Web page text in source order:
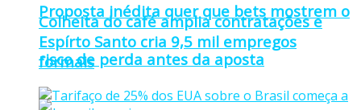
Proposta inédita quer que bets mostrem o
risco de perda antes da aposta
Colheita do café amplia contratações e
Espírto Santo cria 9,5 mil empregos
formais